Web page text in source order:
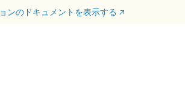
ンのドキュメントを表示する ↗